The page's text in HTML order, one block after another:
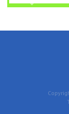
Previous